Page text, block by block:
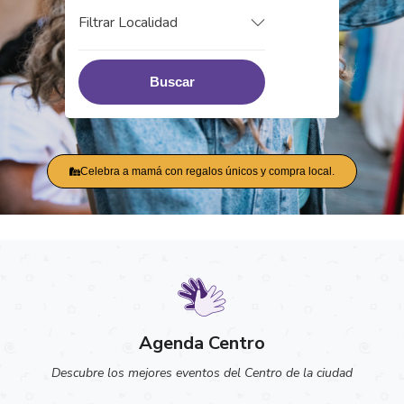
Filtrar Localidad
Buscar
Celebra a mamá con regalos únicos y compra local.
Agenda Centro
Descubre los mejores eventos del Centro de la ciudad